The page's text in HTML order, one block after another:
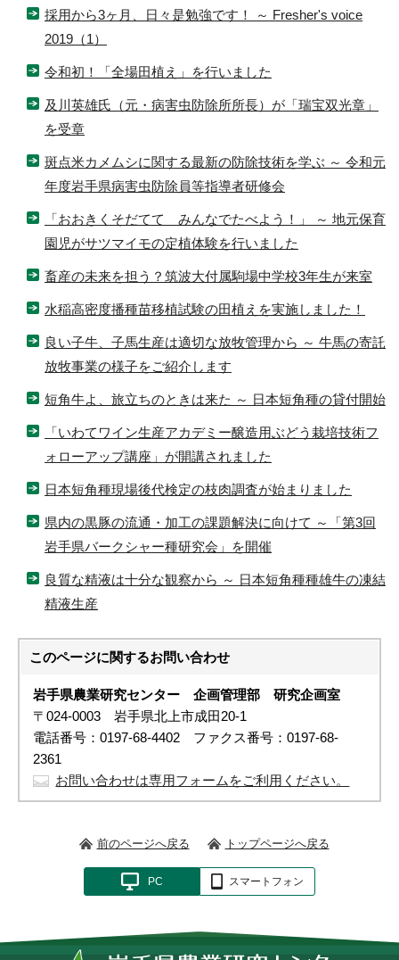
採用から3ヶ月、日々是勉強です！ ～ Fresher's voice
2019（1）
令和初！「全場田植え」を行いました
及川英雄氏（元・病害虫防除所所長）が「瑞宝双光章」
を受章
斑点米カメムシに関する最新の防除技術を学ぶ ～ 令和元
年度岩手県病害虫防除員等指導者研修会
「おおきくそだてて みんなでたべよう！」 ～ 地元保育
園児がサツマイモの定植体験を行いました
畜産の未来を担う？筑波大付属駒場中学校3年生が来室
水稲高密度播種苗移植試験の田植えを実施しました！
良い子牛、子馬生産は適切な放牧管理から ～ 牛馬の寄託
放牧事業の様子をご紹介します
短角牛よ、旅立ちのときは来た ～ 日本短角種の貸付開始
「いわてワイン生産アカデミー醸造用ぶどう栽培技術フ
ォローアップ講座」が開講されました
日本短角種現場後代検定の枝肉調査が始まりました
県内の黒豚の流通・加工の課題解決に向けて ～「第3回
岩手県バークシャー種研究会」を開催
良質な精液は十分な観察から ～ 日本短角種種雄牛の凍結
精液生産
このページに関するお問い合わせ
岩手県農業研究センター 企画管理部 研究企画室
〒024-0003 岩手県北上市成田20-1
電話番号：0197-68-4402 ファクス番号：0197-68-
2361
お問い合わせは専用フォームをご利用ください。
前のページへ戻る トップページへ戻る
PC スマートフォン